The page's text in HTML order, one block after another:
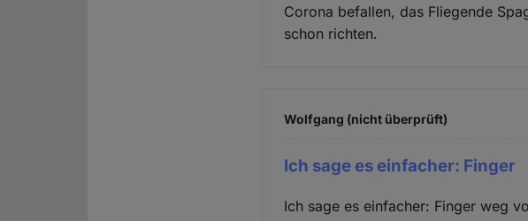
Corona befallen, das Fliegende
schon richten.
Wolfgang (nicht überprüft)
Ich sage es einfacher: Finger
Ich sage es einfacher: Finger weg